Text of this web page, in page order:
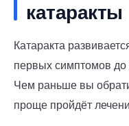
катаракты
Катаракта
первых симптомов до
Чем раньше вы
проще пройдёт